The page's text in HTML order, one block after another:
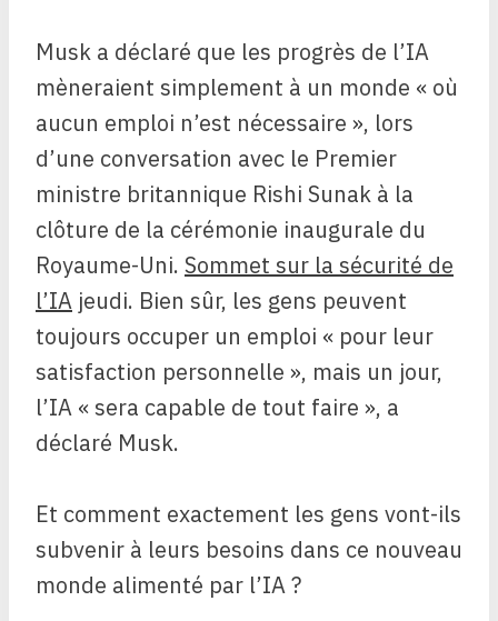
Musk a déclaré que les progrès de l’IA
mèneraient simplement à un monde « où
aucun emploi n’est nécessaire », lors
d’une conversation avec le Premier
ministre britannique Rishi Sunak à la
clôture de la cérémonie inaugurale du
Royaume-Uni. Sommet sur la sécurité de
l’IA jeudi. Bien sûr, les gens peuvent
toujours occuper un emploi « pour leur
satisfaction personnelle », mais un jour,
l’IA « sera capable de tout faire », a
déclaré Musk.
Et comment exactement les gens vont-ils
subvenir à leurs besoins dans ce nouveau
monde alimenté par l’IA ?